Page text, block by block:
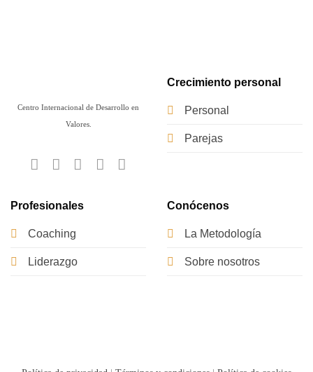
Centro Internacional de Desarrollo en
Valores.
Crecimiento personal
Personal
Parejas
Profesionales
Coaching
Liderazgo
Conócenos
La Metodología
Sobre nosotros